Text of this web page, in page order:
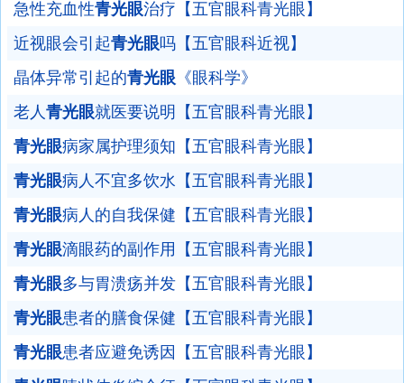
急性充血性青光眼治疗【五官眼科青光眼】
近视眼会引起青光眼吗【五官眼科近视】
晶体异常引起的青光眼 《眼科学》
老人青光眼就医要说明【五官眼科青光眼】
青光眼病家属护理须知【五官眼科青光眼】
青光眼病人不宜多饮水【五官眼科青光眼】
青光眼病人的自我保健【五官眼科青光眼】
青光眼滴眼药的副作用【五官眼科青光眼】
青光眼多与胃溃疡并发【五官眼科青光眼】
青光眼患者的膳食保健【五官眼科青光眼】
青光眼患者应避免诱因【五官眼科青光眼】